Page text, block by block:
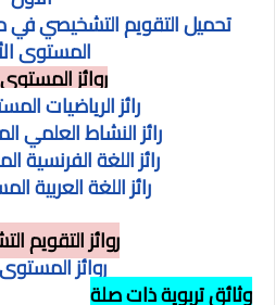
تحميل التقويم التشخيصي في
المستوى
روائز المستوى
رائز الرياضيات
رائز النشاط العلمي
رائز اللغة الفرنسية
رائز اللغة العربية
روائز التقويم
روائز المستوى
وثائق تربوية ذات صلة